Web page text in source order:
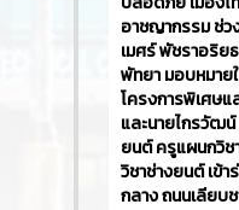
อาชญากรรม ช่ว
เมศร์ พัชราอริย
พัทยา มอบหมาย
โครงการพิเศษแ
และนายไกรวัฒ
ยนต์ ครูแผนกวิช
วิชาช่างยนต์ เข้
กลาง ถนนเลียบ